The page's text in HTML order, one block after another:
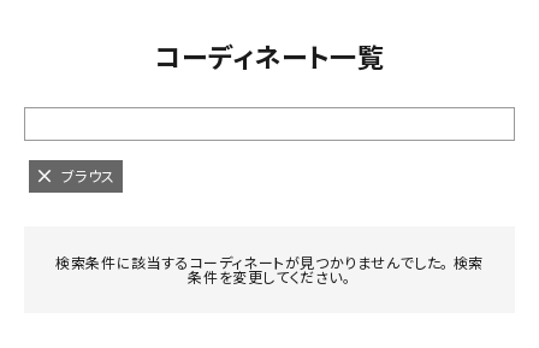
コーディネート一覧
ブラウス
検索条件に該当するコーディネートが見つかりませんでした。 検索
条件を変更してください。